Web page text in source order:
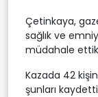
Çetinkaya,
sağlık ve
müdahale
Kazada 42
şunları